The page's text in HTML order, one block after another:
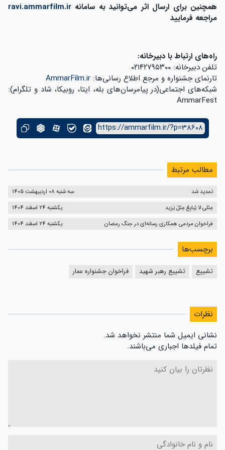
همچنین برای ارسال اثر می‌توانید به سامانه ravi.ammarfilm.ir
مراجعه فرمایید
راه‌های ارتباط با دبیرخانه:
تلفن دبیرخانه: ۰۲۱۴۲۷۹۵۳۰۰
تارنمای جشنواره و مرجع اطلاع رسانی‌ها: AmmarFilm.ir
شبکه‌های اجتماعی(در پیامرسان‌های بله، ایتا، روبیکا، شاد و تلگرام):
AmmarFest
https://ammarfilm.ir/?p=38608
مطالب مرتبط
تمدید شد
سه شنبه 08 اردیبهشت 1405
مِثلی لا یُبایِعُ مِثلَ یَزید
یکشنبه 24 اسفند 1404
فراخوان مردمی همکاری رسانه‌ای در جنگ رمضان
یکشنبه 24 اسفند 1404
برچسب‌ها
تشییع تشییع رهبر شهید فراخوان جشنواره عمار
نظرات
نشانی ایمیل شما منتشر نخواهد شد.
تمام فیلدها اجباری می‌باشند.